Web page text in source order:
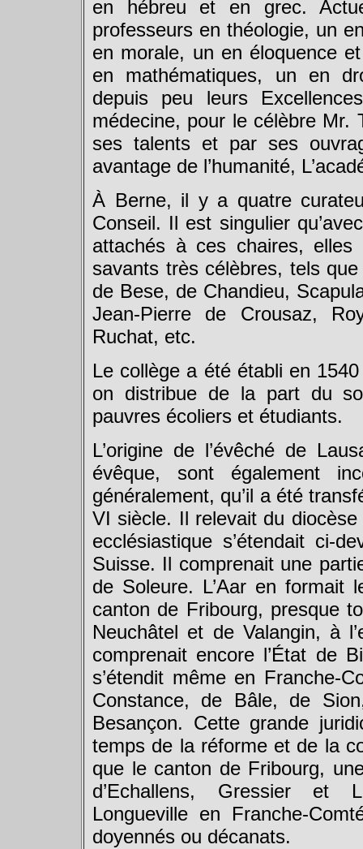
en hébreu et en grec.
professeurs en théologie, un
en morale, un en éloquence
en mathématiques, un en
depuis peu leurs
médecine, pour le célèbre Mr.
ses talents et par ses
avantage de l’humanité,
À Berne, il y a quatre
Conseil. Il est singulier
attachés à ces chaires,
savants très célèbres, tels
de Bese, de Chandieu,
Jean-Pierre de Crousaz,
Ruchat, etc.
Le collège a été établi en
on distribue de la part du
pauvres écoliers et étudiants.
L’origine de l’évêché de
évêque, sont également
généralement, qu’il a été
VI siècle. Il relevait du
ecclésiastique s’étendait ci-
Suisse. Il comprenait une
de Soleure. L’Aar en formait
canton de Fribourg, presque
Neuchâtel et de Valangin, à
comprenait encore l’État de
s’étendit même en Franche-
Constance, de Bâle, de
Besançon. Cette grande
temps de la réforme et de la
que le canton de Fribourg,
d’Echallens, Gressier et
Longueville en Franche-
doyennés ou décanats.